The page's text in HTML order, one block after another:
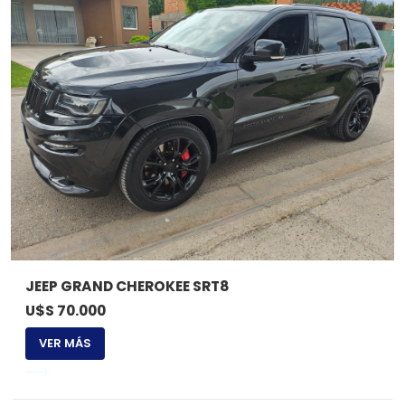
JEEP GRAND CHEROKEE SRT8
U$S 70.000
VER MÁS